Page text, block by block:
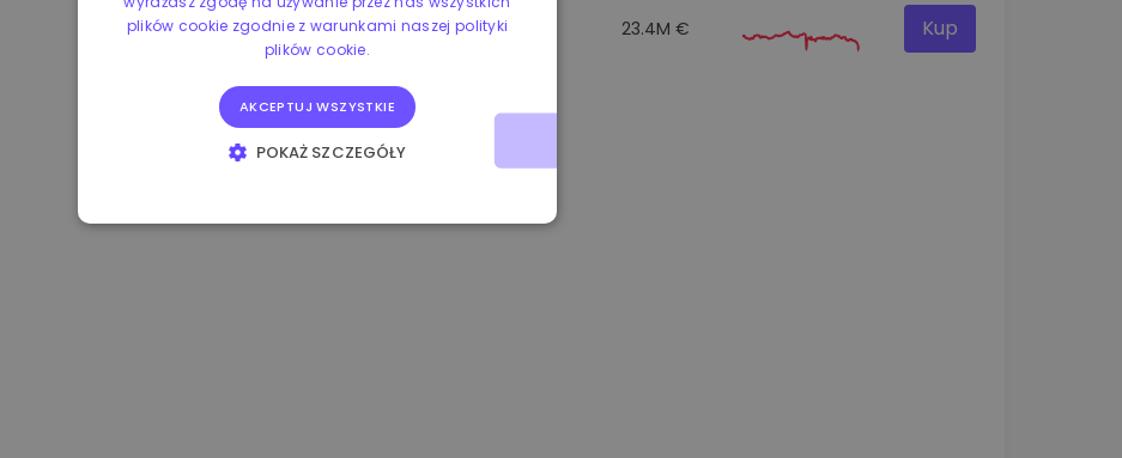
1.160000 € -4.10% 3.2B € 23.4M € Kup
plików cookie zgodnie z warunkami naszej polityki
plików cookie.
AKCEPTUJ WSZYSTKIE
POKAŻ SZCZEGÓŁY